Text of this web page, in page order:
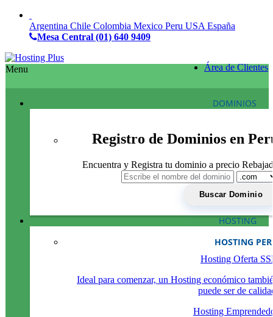
Argentina Chile Colombia Mexico Peru USA España
Mesa Central (01) 640 9409
Área de Clientes
Menu
DOMINIOS
Registro de Dominios en
Encuentra y Registra tu dominio a precio
HOSTING
HOSTING
Hosting Oferta
Ideal para comenzar, un Hosting económico
puede ser de
Hosting